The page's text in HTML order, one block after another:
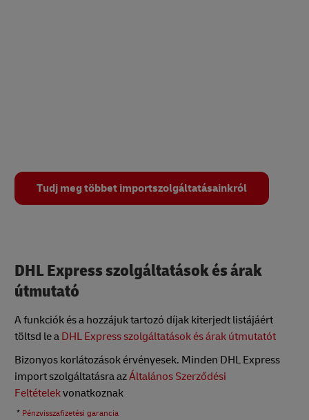
Tudj meg többet importszolgáltatásainkról
DHL Express szolgáltatások és árak
útmutató
A funkciók és a hozzájuk tartozó díjak kiterjedt listájáért
töltsd le a DHL Express szolgáltatások és árak útmutatót
Bizonyos korlátozások érvényesek. Minden DHL Express
import szolgáltatásra azÁltalános Szerződési
Feltételekvonatkoznak
* Pénzvisszafizetési garancia